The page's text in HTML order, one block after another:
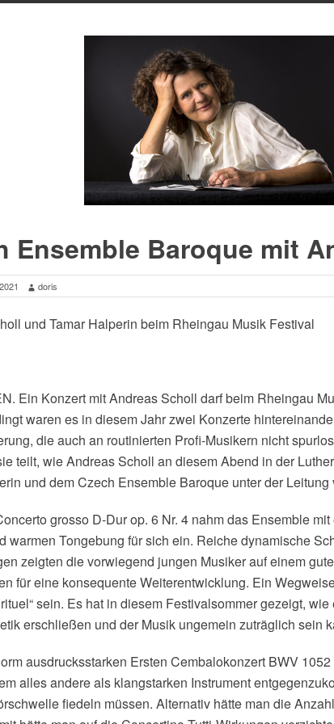
Ensemble Baroque mit
doris
und Tamar Halperin beim Rheingau Musik Festival
Ein Konzert mit Andreas Scholl darf beim Rheingau
waren es in diesem Jahr zwei Konzerte
die auch an routinierten Profi-Musikern nicht
teilt, wie Andreas Scholl an diesem Abend in der
und dem Czech Ensemble Baroque unter der Leitung
grosso D-Dur op. 6 Nr. 4 nahm das Ensemble
warmen Tongebung für sich ein. Reiche dynamische
zeigten die vorwiegend jungen Musiker auf einem
für eine konsequente Weiterentwicklung. Ein
sein. Es hat in diesem Festivalsommer gezeigt,
erschließen und der Musik ungemein zuträglich sein
ausdrucksstarken Ersten Cembalokonzert BWV
alles andere als klangstarken Instrument
fiedeln müssen. Alternativ hätte man die